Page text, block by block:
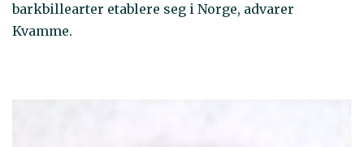
barkbillearter etablere seg i Norge, advarer
Kvamme.